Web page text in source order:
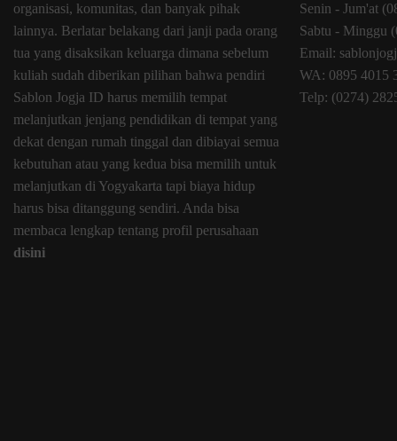
organisasi, komunitas, dan banyak pihak
lainnya. Berlatar belakang dari janji pada orang
tua yang disaksikan keluarga dimana sebelum
kuliah sudah diberikan pilihan bahwa pendiri
Sablon Jogja ID harus memilih tempat
melanjutkan jenjang pendidikan di tempat yang
dekat dengan rumah tinggal dan dibiayai semua
kebutuhan atau yang kedua bisa memilih untuk
melanjutkan di Yogyakarta tapi biaya hidup
harus bisa ditanggung sendiri. Anda bisa
membaca lengkap tentang profil perusahaan
disini
Senin - Jum'at
Sabtu - Minggu
Email:
WA: 0895 4015
Telp: (0274)